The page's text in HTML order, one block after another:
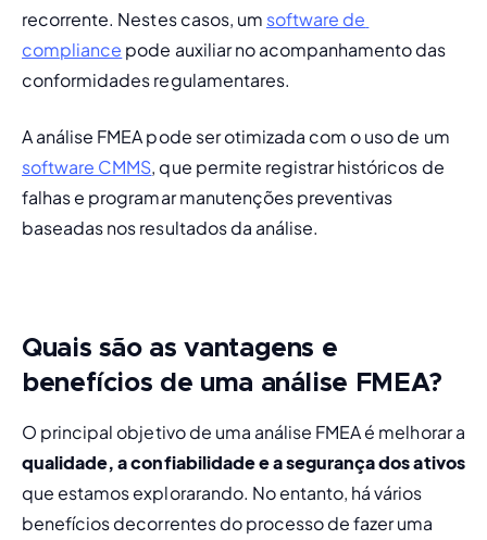
recorrente. Nestes casos, um software de
compliance pode auxiliar no acompanhamento das
conformidades regulamentares.
software CMMS, que permite registrar históricos de
falhas e programar manutenções preventivas
baseadas nos resultados da análise.
Quais são as vantagens e
benefícios de uma análise FMEA?
qualidade, a confiabilidade e a segurança dos ativos
que estamos explorarando. No entanto, há vários
benefícios decorrentes do processo de fazer uma